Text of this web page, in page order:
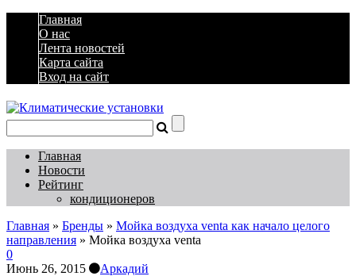
Главная
О нас
Лента новостей
Карта сайта
Вход на сайт
Главная
Новости
Рейтинг
кондиционеров
Главная » Бренды » Мойка воздуха venta как начало целого
направления » Мойка воздуха venta
0
Июнь 26, 2015
Аркадий